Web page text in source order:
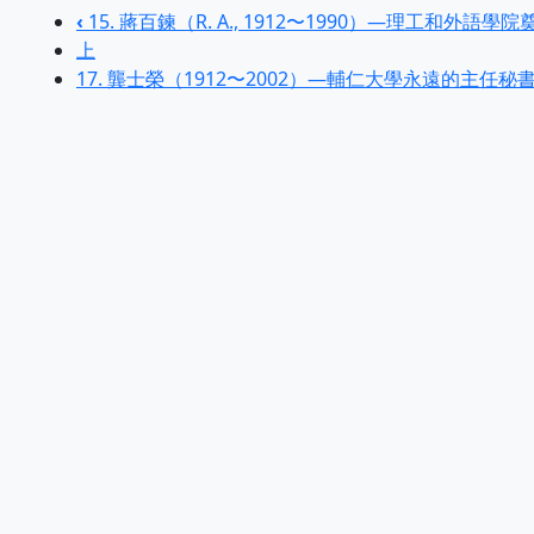
‹ 15. 蔣百鍊（R. A., 1912〜1990）—理工和外語學院
上
17. 龔士榮（1912〜2002）—輔仁大學永遠的主任秘